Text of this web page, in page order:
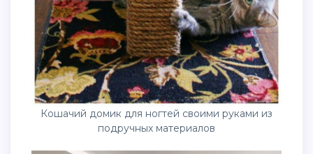
Кошачий домик для ногтей своими руками из
подручных материалов